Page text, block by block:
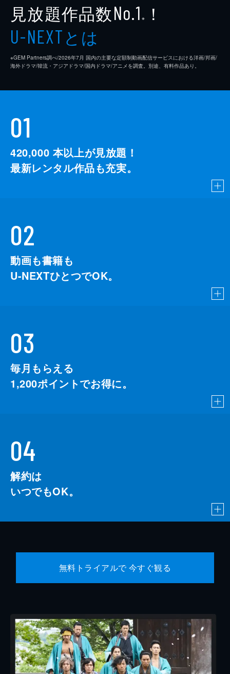
見放題作品数No.1 ※ ！
U-NEXTとは
※GEM Partners調べ/2026年7⽉ 国内の主要な定額制動画配信サービスにおける洋画/邦画/
海外ドラマ/韓流・アジアドラマ/国内ドラマ/アニメを調査。別途、有料作品あり。
01
420,000 本以上が見放題！
最新レンタル作品も充実。
02
動画も書籍も
U-NEXTひとつでOK。
03
毎月もらえる
1,200ポイントでお得に。
04
解約は
いつでもOK。
無料トライアルで 今すぐ観る